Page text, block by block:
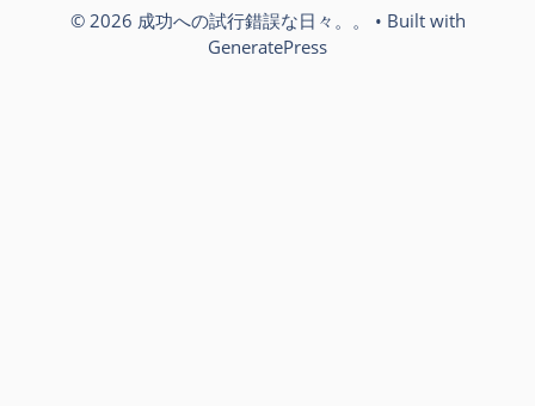
© 2026 成功への試行錯誤な日々。。
• Built with
GeneratePress